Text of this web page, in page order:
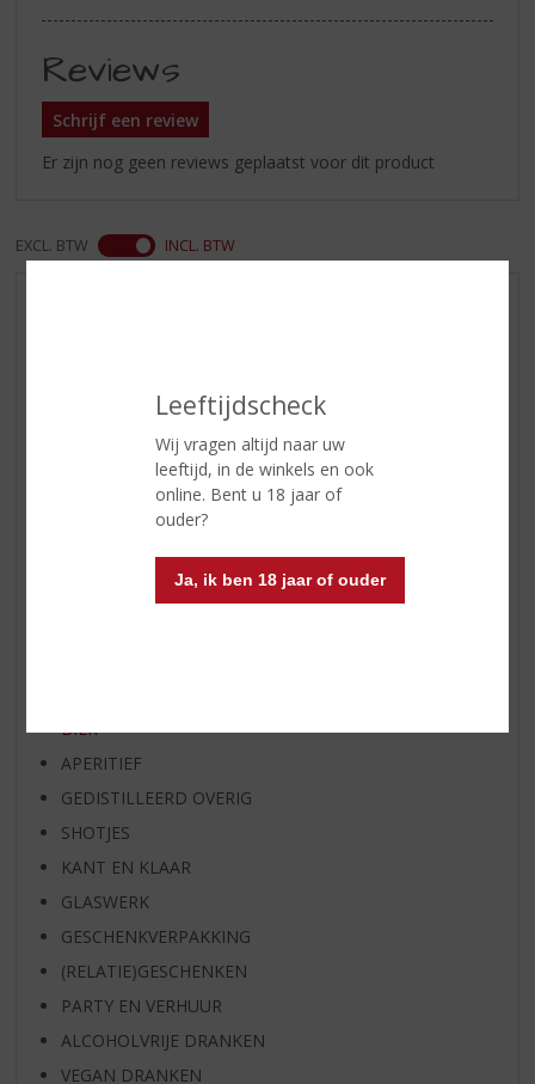
Leeftijdscheck
Wij vragen altijd naar uw
leeftijd, in de winkels en ook
online. Bent u 18 jaar of
ouder?
Ja, ik ben 18 jaar of ouder
Reviews
Schrijf een review
Er zijn nog geen reviews geplaatst voor dit product
EXCL. BTW INCL. BTW
RUM VAN DE MAAND
BIER VAN DE MAAND
SPIRIT VAN DE MAAND
EXCLUSIEF TOPSLIJTER
BIER SPECIALS
BIER
APERITIEF
GEDISTILLEERD OVERIG
SHOTJES
KANT EN KLAAR
GLASWERK
GESCHENKVERPAKKING
(RELATIE)GESCHENKEN
PARTY EN VERHUUR
ALCOHOLVRIJE DRANKEN
VEGAN DRANKEN